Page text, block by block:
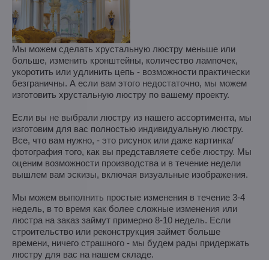
Мы можем сделать хрустальную люстру меньше или
больше, изменить кронштейны, количество лампочек,
укоротить или удлинить цепь - возможности практически
безграничны. А если вам этого недостаточно, мы можем
изготовить хрустальную люстру по вашему проекту.
Если вы не выбрали люстру из нашего ассортимента, мы
изготовим для вас полностью индивидуальную люстру.
Все, что вам нужно, - это рисунок или даже картинка/
фотография того, как вы представляете себе люстру. Мы
оценим возможности производства и в течение недели
вышлем вам эскизы, включая визуальные изображения.
Мы можем выполнить простые изменения в течение 3-4
недель, в то время как более сложные изменения или
люстра на заказ займут примерно 8-10 недель. Если
строительство или реконструкция займет больше
времени, ничего страшного - мы будем рады придержать
люстру для вас на нашем складе.